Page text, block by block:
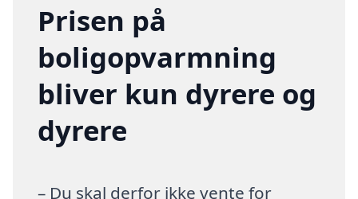
Prisen på
boligopvarmning
bliver kun dyrere og
dyrere
– Du skal derfor ikke vente for